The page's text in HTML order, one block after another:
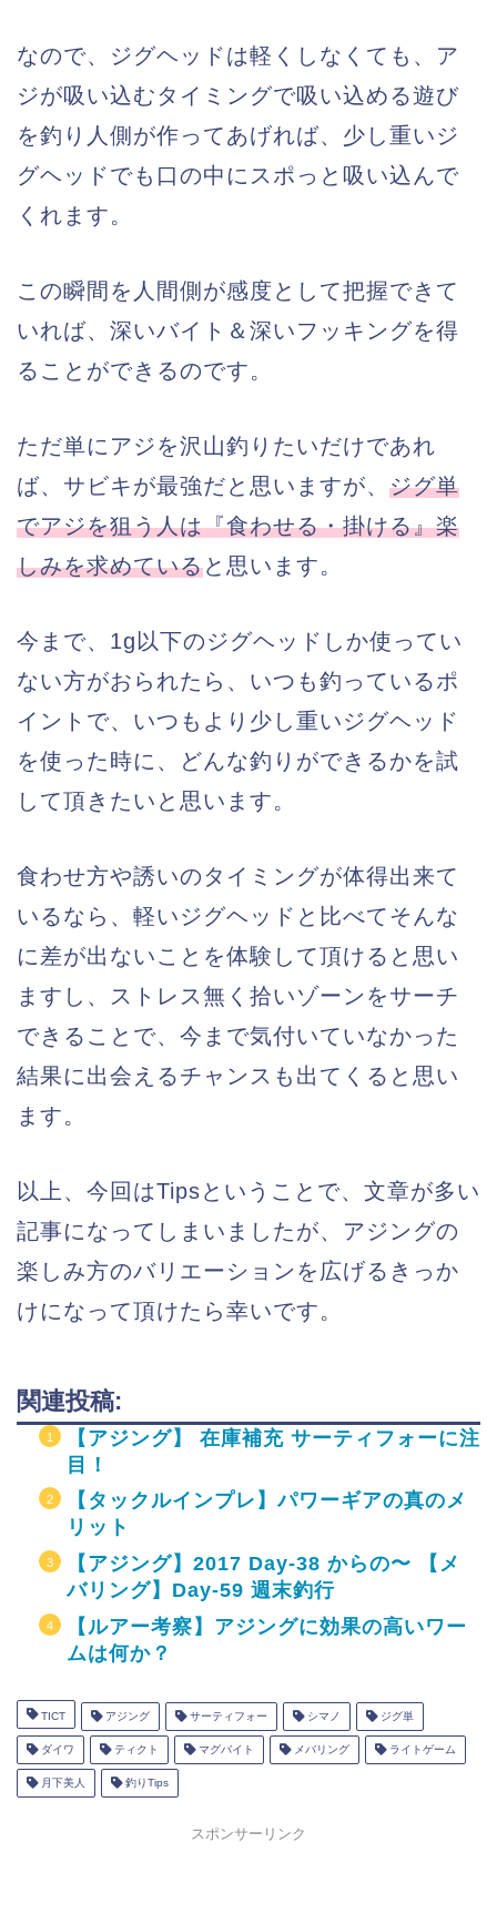
なので、ジグヘッドは軽くしなくても、ア
ジが吸い込むタイミングで吸い込める遊び
を釣り人側が作ってあげれば、少し重いジ
グヘッドでも口の中にスポっと吸い込んで
くれます。
この瞬間を人間側が感度として把握できて
いれば、深いバイト＆深いフッキングを得
ることができるのです。
ただ単にアジを沢山釣りたいだけであれ
ば、サビキが最強だと思いますが、 ジグ単
でアジを狙う人は『食わせる・掛ける』楽
しみを求めていると思います。
今まで、1g以下のジグヘッドしか使ってい
ない方がおられたら、いつも釣っているポ
イントで、いつもより少し重いジグヘッド
を使った時に、どんな釣りができるかを試
して頂きたいと思います。
食わせ方や誘いのタイミングが体得出来て
いるなら、軽いジグヘッドと比べてそんな
に差が出ないことを体験して頂けると思い
ますし、ストレス無く拾いゾーンをサーチ
できることで、今まで気付いていなかった
結果に出会えるチャンスも出てくると思い
ます。
以上、今回はTipsということで、文章が多い
記事になってしまいましたが、アジングの
楽しみ方のバリエーションを広げるきっか
けになって頂けたら幸いです。
関連投稿:
【アジング】 在庫補充 サーティフォーに注
目！
【タックルインプレ】パワーギアの真のメ
リット
【アジング】2017 Day-38 からの〜 【メ
バリング】Day-59 週末釣行
【ルアー考察】アジングに効果の高いワー
ムは何か？
TICT アジング サーティフォー シマノ ジグ単
ダイワ ティクト マグバイト メバリング ライトゲーム
月下美人 釣りTips
スポンサーリンク